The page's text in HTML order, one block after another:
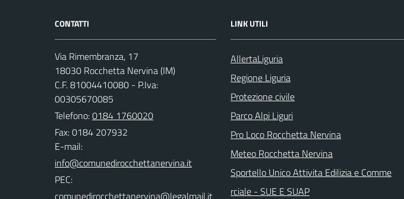
CONTATTI
Via Rimembranza, 17
18030 Rocchetta Nervina (IM)
C.F. 81004410080 - P.Iva:
00305670085
Telefono:0184 1760020
Fax: 0184 207932
E-mail:
PEC:
LINK UTILI
AllertaLiguria
Regione Liguria
Protezione civile
Parco Alpi Liguri
Pro Loco Rocchetta Nervina
Meteo Rocchetta Nervina
Sportello Unico Attivita Edilizia e Comme
rciale - SUE E SUAP